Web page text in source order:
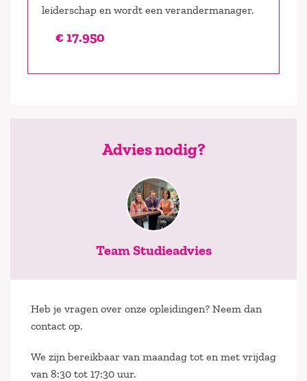
leiderschap en wordt een verandermanager.
€ 17.950
Advies nodig?
Team Studieadvies
Heb je vragen over onze opleidingen? Neem dan
contact op.
We zijn bereikbaar van maandag tot en met vrijdag
van 8:30 tot 17:30 uur.